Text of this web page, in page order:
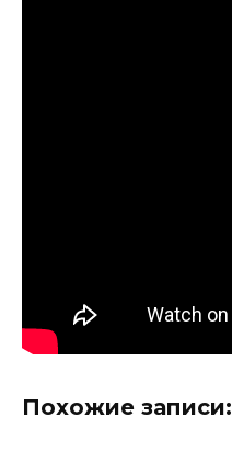
Похожие записи: